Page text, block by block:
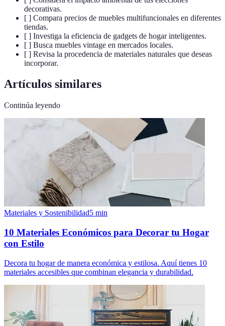
decorativas.
[ ] Compara precios de muebles multifuncionales en diferentes
tiendas.
[ ] Investiga la eficiencia de gadgets de hogar inteligentes.
[ ] Busca muebles vintage en mercados locales.
[ ] Revisa la procedencia de materiales naturales que deseas
incorporar.
Artículos similares
Continúa leyendo
Materiales y Sostenibilidad5 min
10 Materiales Económicos para Decorar tu Hogar
con Estilo
Decora tu hogar de manera económica y estilosa. Aquí tienes 10
materiales accesibles que combinan elegancia y durabilidad.